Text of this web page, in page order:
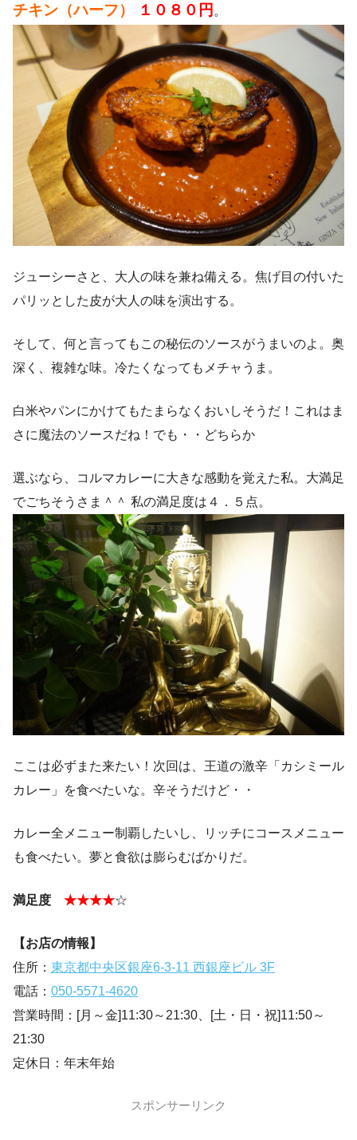
チキン（ハーフ）
１０８０円 。
ジューシーさと、大人の味を兼ね備える。焦げ目の付いた
パリッとした皮が大人の味を演出する。
そして、何と言ってもこの秘伝のソースがうまいのよ。奥
深く、複雑な味。冷たくなってもメチャうま。
白米やパンにかけてもたまらなくおいしそうだ！これはま
さに魔法のソースだね！でも・・どちらか
選ぶなら、コルマカレーに大きな感動を覚えた私。大満足
でごちそうさま＾＾ 私の満足度は４．５点。
ここは必ずまた来たい！次回は、王道の激辛「カシミール
カレー」を食べたいな。辛そうだけど・・
カレー全メニュー制覇したいし、リッチにコースメニュー
も食べたい。夢と食欲は膨らむばかりだ。
満足度 ★★★★☆
【お店の情報】
住所： 東京都中央区銀座6-3-11 西銀座ビル 3F
電話： 050-5571-4620
営業時間：[月～金]11:30～21:30、[土・日・祝]11:50～
21:30
定休日：年末年始
スポンサーリンク